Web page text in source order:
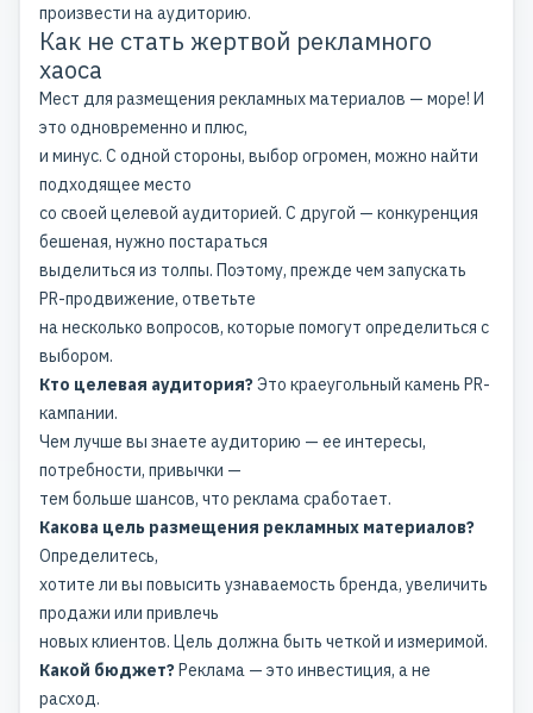
произвести на аудиторию.
Как не стать жертвой рекламного
хаоса
Мест для размещения рекламных материалов — море! И
это одновременно и плюс,
и минус. С одной стороны, выбор огромен, можно найти
подходящее место
со своей целевой аудиторией. С другой — конкуренция
бешеная, нужно постараться
выделиться из толпы. Поэтому, прежде чем запускать
PR-продвижение, ответьте
на несколько вопросов, которые помогут определиться с
выбором.
Кто целевая аудитория?Это краеугольный камень PR-
кампании.
Чем лучше вы знаете аудиторию — ее интересы,
потребности, привычки —
тем больше шансов, что реклама сработает.
Какова цель размещения рекламных материалов?
Определитесь,
хотите ли вы повысить узнаваемость бренда, увеличить
продажи или привлечь
новых клиентов. Цель должна быть четкой и измеримой.
Какой бюджет?Реклама — это инвестиция, а не
расход.